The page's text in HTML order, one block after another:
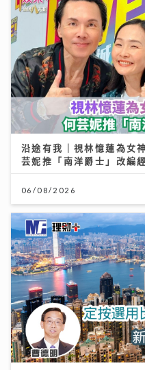
沿途有我｜視林憶蓮為女
芸妮推「南洋爵士」改編
06/08/2026